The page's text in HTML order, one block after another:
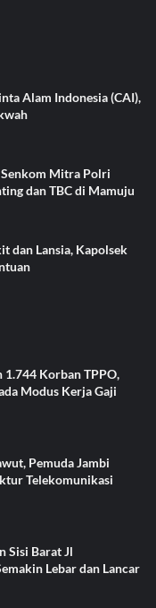
Alam Indonesia (CAI),
Mitra Polri
dan TBC di Mamuju
dan Lansia, Kapolsek
Korban TPPO,
Modus Kerja Gaji
Pemuda Jambi
Telekomunikasi
Sisi Barat Jl
Lebar dan Lancar